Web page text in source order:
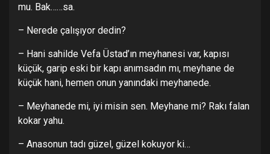
mu. Bak……sa.
– Nerede çalışıyor dedin?
– Hani sahilde Vefa Üstad’ın meyhanesi var, kapısı
küçük, garip eski bir kapı anımsadın mı, meyhane de
küçük hani, hemen onun yanındaki meyhanede.
– Meyhanede mi, iyi misin sen. Meyhane mi? Rakı falan
kokar yahu.
– Anasonun tadı güzel, güzel kokuyor ki…